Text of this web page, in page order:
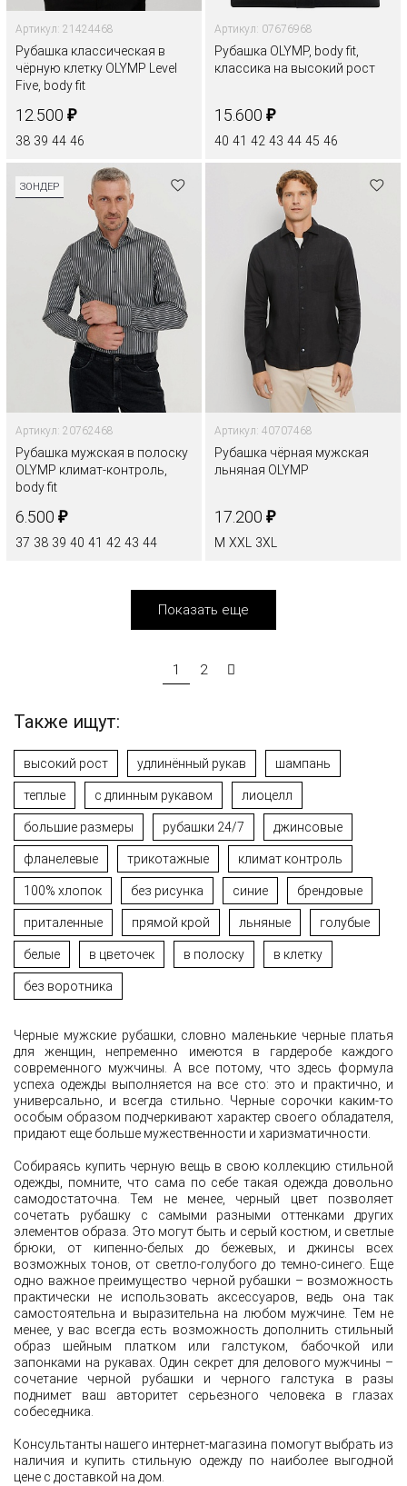
Артикул: 21424468
Рубашка классическая в
чёрную клетку OLYMP Level
Five, body fit
12.500 ₽
38 39 44 46
Артикул: 07676968
Рубашка OLYMP, body fit,
классика на высокий рост
15.600 ₽
40 41 42 43 44 45 46
ЗОНДЕР
Артикул: 20762468
Рубашка мужская в полоску
OLYMP климат-контроль,
body fit
6.500 ₽
37 38 39 40 41 42 43 44
Артикул: 40707468
Рубашка чёрная мужская
льняная OLYMP
17.200 ₽
M XXL 3XL
Показать еще
1 2
Также ищут:
высокий рост удлинённый рукав шампань
теплые с длинным рукавом лиоцелл
большие размеры рубашки 24/7 джинсовые
фланелевые трикотажные климат контроль
100% хлопок без рисунка синие брендовые
приталенные прямой крой льняные голубые
белые в цветочек в полоску в клетку
без воротника
Черные мужские рубашки, словно маленькие черные платья
для женщин, непременно имеются в гардеробе каждого
современного мужчины. А все потому, что здесь формула
успеха одежды выполняется на все сто: это и практично, и
универсально, и всегда стильно. Черные сорочки каким-то
особым образом подчеркивают характер своего обладателя,
придают еще больше мужественности и харизматичности.
Собираясь купить черную вещь в свою коллекцию стильной
одежды, помните, что сама по себе такая одежда довольно
самодостаточна. Тем не менее, черный цвет позволяет
сочетать рубашку с самыми разными оттенками других
элементов образа. Это могут быть и серый костюм, и светлые
брюки, от кипенно-белых до бежевых, и джинсы всех
возможных тонов, от светло-голубого до темно-синего. Еще
одно важное преимущество черной рубашки – возможность
практически не использовать аксессуаров, ведь она так
самостоятельна и выразительна на любом мужчине. Тем не
менее, у вас всегда есть возможность дополнить стильный
образ шейным платком или галстуком, бабочкой или
запонками на рукавах. Один секрет для делового мужчины –
сочетание черной рубашки и черного галстука в разы
поднимет ваш авторитет серьезного человека в глазах
собеседника.
Консультанты нашего интернет-магазина помогут выбрать из
наличия и купить стильную одежду по наиболее выгодной
цене с доставкой на дом.